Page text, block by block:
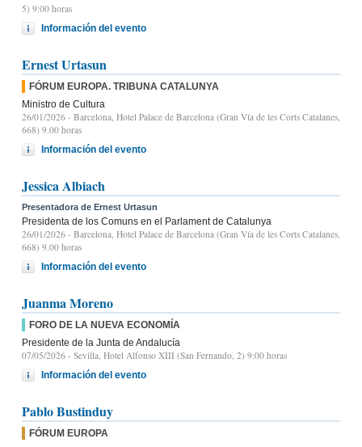
5) 9:00 horas
Información del evento
Ernest Urtasun
FÓRUM EUROPA. TRIBUNA CATALUNYA
Ministro de Cultura
26/01/2026 - Barcelona, Hotel Palace de Barcelona (Gran Vía de les Corts Catalanes,
668) 9.00 horas
Información del evento
Jessica Albiach
Presentadora de Ernest Urtasun
Presidenta de los Comuns en el Parlament de Catalunya
26/01/2026 - Barcelona, Hotel Palace de Barcelona (Gran Vía de les Corts Catalanes,
668) 9.00 horas
Información del evento
Juanma Moreno
FORO DE LA NUEVA ECONOMÍA
Presidente de la Junta de Andalucía
07/05/2026 - Sevilla, Hotel Alfonso XIII (San Fernando, 2) 9:00 horas
Información del evento
Pablo Bustinduy
FÓRUM EUROPA